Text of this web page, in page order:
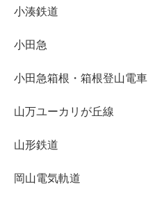
小湊鉄道
小田急
小田急箱根・箱根登山電車
山万ユーカリが丘線
山形鉄道
岡山電気軌道